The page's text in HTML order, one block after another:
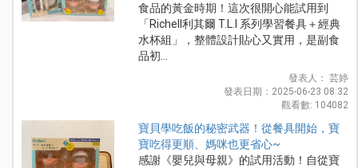
食品的黃金時期！這次很開心能試用到
「Richell利其爾 T.L.I 系列學習餐具＋經典
水杯組」，整體設計貼心又實用，是副食
品初...
發表人： 芸婷
發表日期：2025-06-23 08:32
觀看數: 104082
寶貝學吃飯的秘密武器！從餐具開始，寶
寶吃得更順、媽咪也更省心~
感謝《嬰兒與母親》的試用活動！自從寶